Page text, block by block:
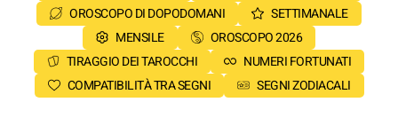
OROSCOPO DI DOPODOMANI
SETTIMANALE
MENSILE
OROSCOPO 2026
TIRAGGIO DEI TAROCCHI
NUMERI FORTUNATI
COMPATIBILITÀ TRA SEGNI
SEGNI ZODIACALI